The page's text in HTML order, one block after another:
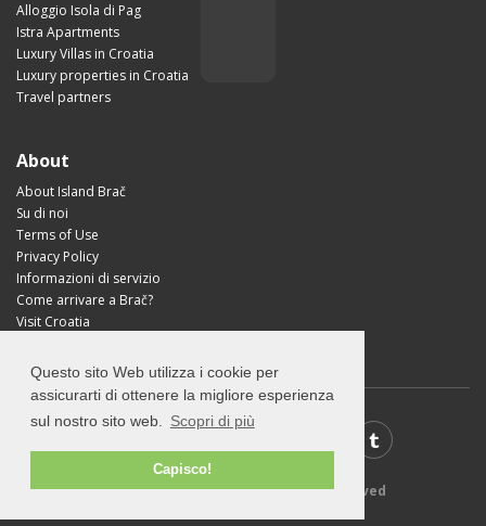
Questo sito Web utilizza i cookie per
assicurarti di ottenere la migliore esperienza
sul nostro sito web.
Scopri di più
Capisco!
Alloggio Isola di Pag
Istra Apartments
Luxury Villas in Croatia
Luxury properties in Croatia
Travel partners
About
About Island Brač
Su di noi
Terms of Use
Privacy Policy
Informazioni di servizio
Come arrivare a Brač?
Visit Croatia
© 2026 VisitBrac.com - All rights reserved